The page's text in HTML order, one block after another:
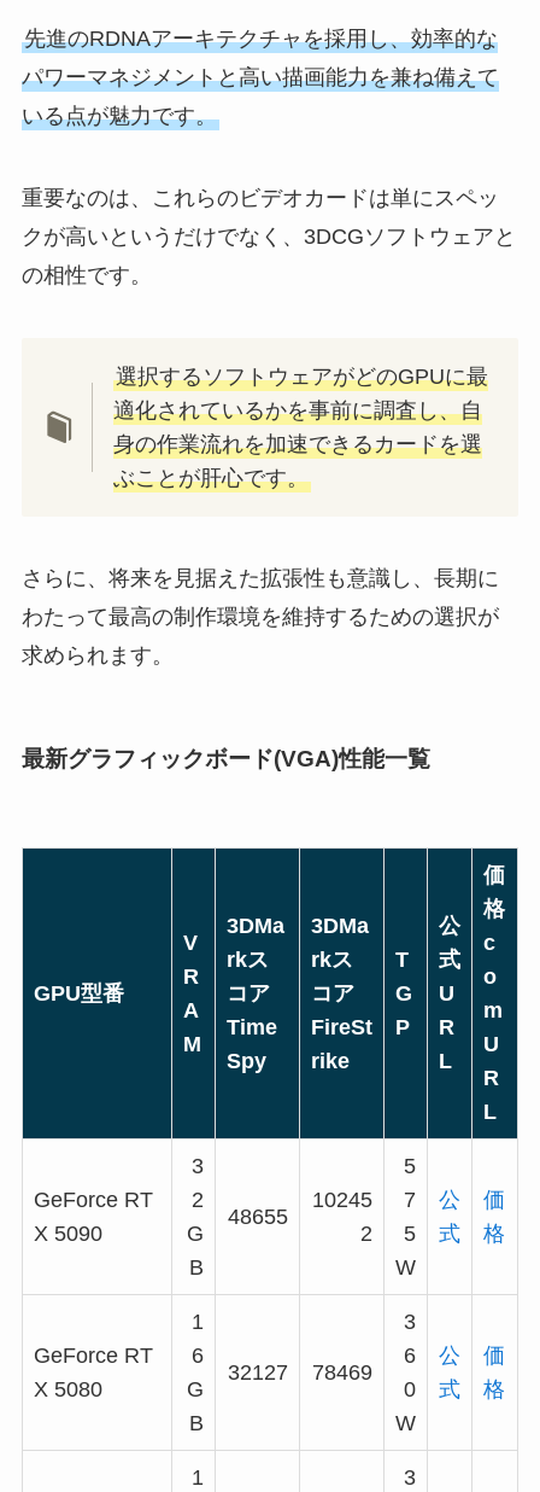
先進のRDNAアーキテクチャを採用し、効率的な
パワーマネジメントと高い描画能力を兼ね備えて
いる点が魅力です。
重要なのは、これらのビデオカードは単にスペッ
クが高いというだけでなく、3DCGソフトウェアと
の相性です。
選択するソフトウェアがどのGPUに最
適化されているかを事前に調査し、自
身の作業流れを加速できるカードを選
ぶことが肝心です。
さらに、将来を見据えた拡張性も意識し、長期に
わたって最高の制作環境を維持するための選択が
求められます。
最新グラフィックボード(VGA)性能一覧
GPU型番
V
R
A
M
3DMa
rkス
コア
Time
Spy
3DMa
rkス
コア
FireSt
rike
T
G
P
公
式
U
R
L
価
格
c
o
m
U
R
L
GeForce RT
X 5090
3
2
G
B
48655
10245
2
5
7
5
W
公
式
価
格
GeForce RT
X 5080
1
6
G
B
32127 78469
3
6
0
W
公
式
価
格
1
3